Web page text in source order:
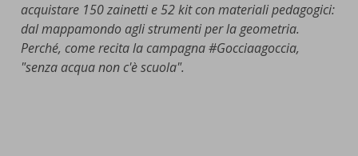
acquistare 150 zainetti e 52 kit con materiali pedagogici:
dal mappamondo agli strumenti per la geometria.
Perché, come recita la campagna #Gocciaagoccia,
"senza acqua non c'è scuola".